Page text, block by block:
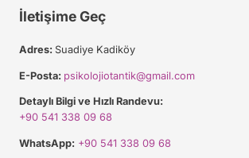
İletişime Geç
Adres: Suadiye Kadiköy
E-Posta: psikolojiotantik@gmail.com
Detaylı Bilgi ve Hızlı Randevu:
+90 541 338 09 68
WhatsApp: +90 541 338 09 68